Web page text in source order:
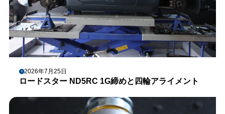
2026年7月25日
ロードスター ND5RC 1G締めと四輪アライメント